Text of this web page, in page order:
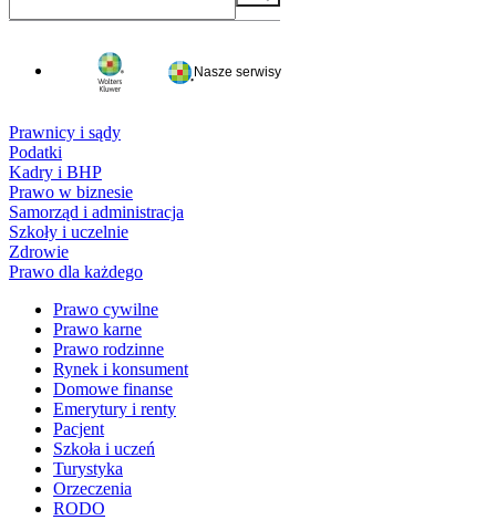
Nasze serwisy
Prawnicy i sądy
Podatki
Kadry i BHP
Prawo w biznesie
Samorząd i administracja
Szkoły i uczelnie
Zdrowie
Prawo dla każdego
Prawo cywilne
Prawo karne
Prawo rodzinne
Rynek i konsument
Domowe finanse
Emerytury i renty
Pacjent
Szkoła i uczeń
Turystyka
Orzeczenia
RODO